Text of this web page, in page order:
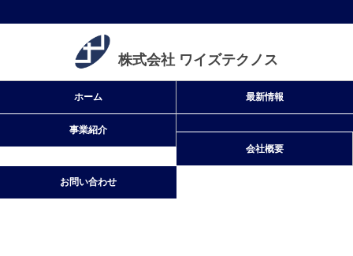
株式会社 ワイズテクノス